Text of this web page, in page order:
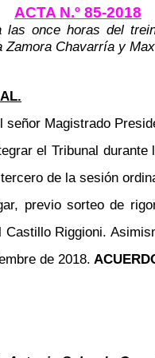
ACTA N.º 85-2018
las once horas del
Zamora Chavarría y
señor Magistrado
el Tribunal
de la sesión
previo sorteo de
Riggioni.
de 2018.